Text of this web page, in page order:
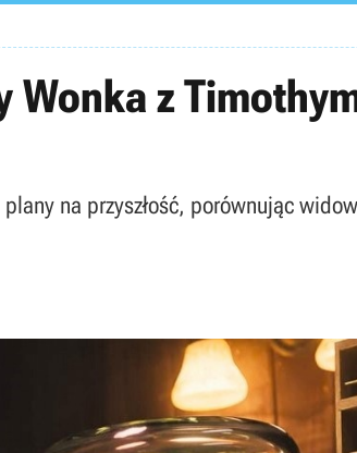
Wonka z
na przyszłość, porównując